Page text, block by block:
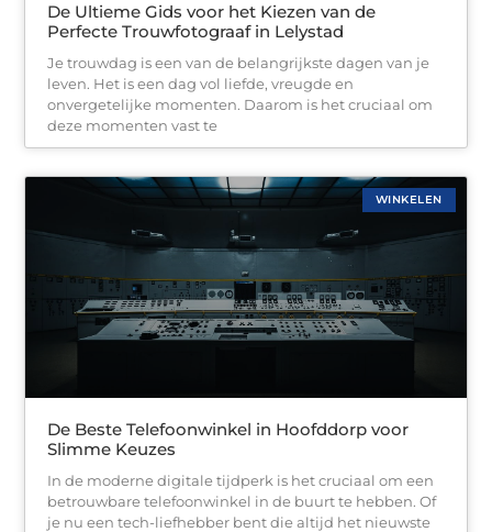
De Ultieme Gids voor het Kiezen van de
Perfecte Trouwfotograaf in Lelystad
Je trouwdag is een van de belangrijkste dagen van je
leven. Het is een dag vol liefde, vreugde en
onvergetelijke momenten. Daarom is het cruciaal om
deze momenten vast te
WINKELEN
De Beste Telefoonwinkel in Hoofddorp voor
Slimme Keuzes
In de moderne digitale tijdperk is het cruciaal om een
betrouwbare telefoonwinkel in de buurt te hebben. Of
je nu een tech-liefhebber bent die altijd het nieuwste